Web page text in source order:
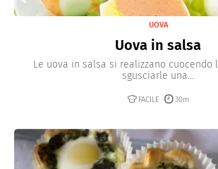
UOVA
Uova in salsa
Le uova in salsa si realizzano cuocendo
sgusciarle una...
FACILE 30m